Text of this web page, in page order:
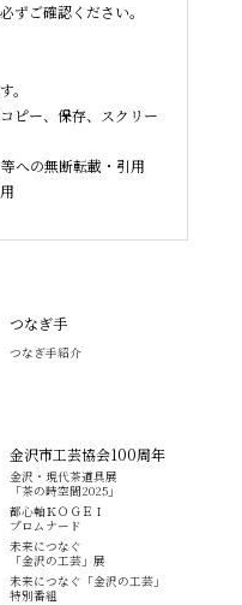
ずご確認ください。
。
ピー、保存、スクリー
への無断転載・引用
つなぎ手
つなぎ手紹介
金沢市工芸協会100周年
金沢・現代茶道具展
「茶の時空間2025」
都心軸ＫＯＧＥＩ
プロムナード
未来につなぐ
「金沢の工芸」展
未来につなぐ「金沢の工芸」
特別番組